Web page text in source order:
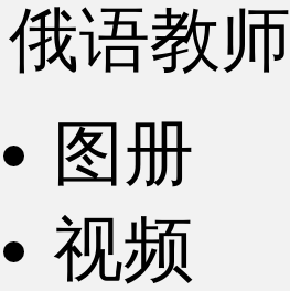
俄语教师
图册
视频